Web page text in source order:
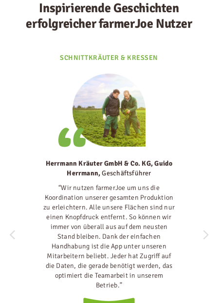
Inspirierende Geschichten
erfolgreicher farmerJoe Nutzer
SCHNITTKRÄUTER & KRESSEN
Herrmann Kräuter GmbH & Co. KG, Guido
Herrmann,Geschäftsführer
“Wir nutzen farmerJoe um uns die
Koordination unserer gesamten Produktion
zu erleichtern. Alle unsere Flächen sind nur
einen Knopfdruck entfernt. So können wir
immer von überall aus auf dem neusten
Stand bleiben. Dank der einfachen
Handhabung ist die App unter unseren
Mitarbeitern beliebt. Jeder hat Zugriff auf
die Daten, die gerade benötigt werden, das
optimiert die Teamarbeit in unserem
Betrieb.”